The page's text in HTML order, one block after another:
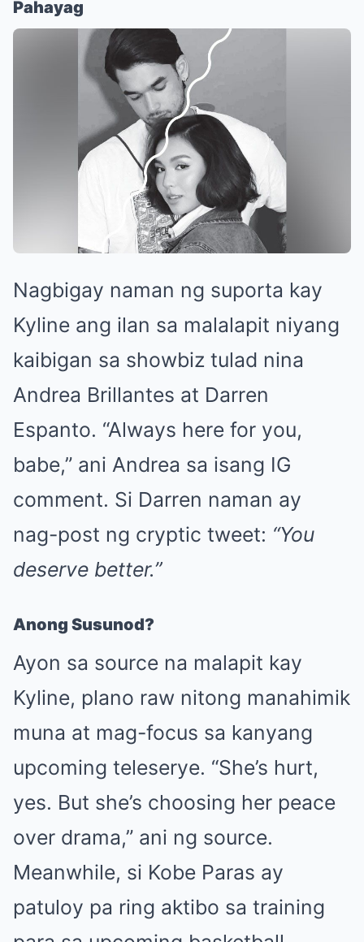
Pahayag
Nagbigay naman ng suporta kay
Kyline ang ilan sa malalapit niyang
kaibigan sa showbiz tulad nina
Andrea Brillantes at Darren
Espanto. “Always here for you,
babe,” ani Andrea sa isang IG
comment. Si Darren naman ay
nag-post ng cryptic tweet: “You
deserve better.”
Anong Susunod?
Ayon sa source na malapit kay
Kyline, plano raw nitong manahimik
muna at mag-focus sa kanyang
upcoming teleserye. “She’s hurt,
yes. But she’s choosing her peace
over drama,” ani ng source.
Meanwhile, si Kobe Paras ay
patuloy pa ring aktibo sa training